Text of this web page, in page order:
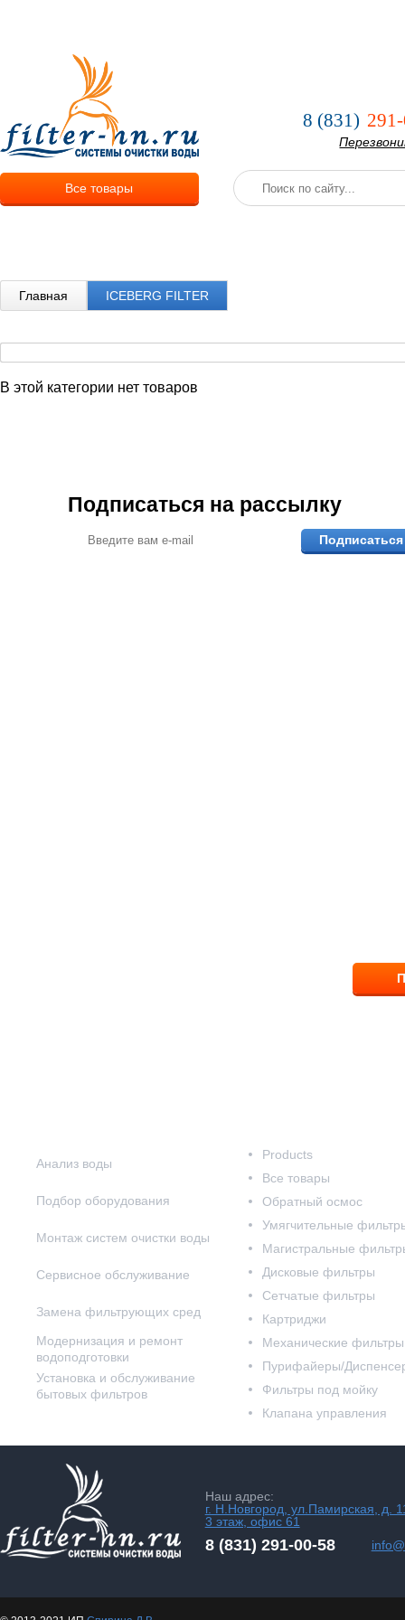
Все товары
8 (831)
Главная ICEBERG FILTER
В этой категории нет товаров
Подписаться на рассылку
Подписаться
Анализ воды
Подбор оборудования
Монтаж систем очистки воды
Сервисное обслуживание
Замена фильтрующих сред
Модернизация и ремонт
водоподготовки
Установка и обслуживание
бытовых фильтров
Products
Все товары
Обратный осмос
Умягчительные
Магистральные
Дисковые фильтры
Сетчатые фильтры
Картриджи
Механические фильтры
Пурифайеры/
Фильтры под мойку
Клапана управления
Наш адрес:
г. Н.Новгород, ул.Памирская, д.
3 этаж, офис 61
8 (831) 291-00-58